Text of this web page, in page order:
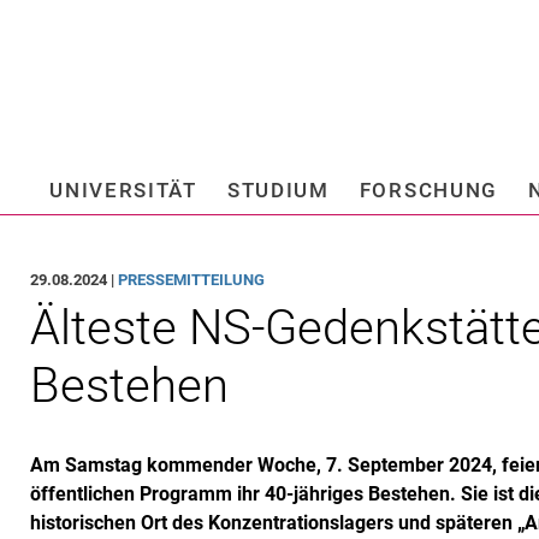
Springe direkt zu:
UNIVERSITÄT STUDIUM FORSCHUNG
29.08.2024 |PRESSEMITTEILUNG
Älteste NS-
Bestehen
Am Samstag kommender Woche, 7. September 2024,
öffentlichen Programm ihr 40-jähriges Bestehen. Sie ist
historischen Ort des Konzentrationslagers und späteren